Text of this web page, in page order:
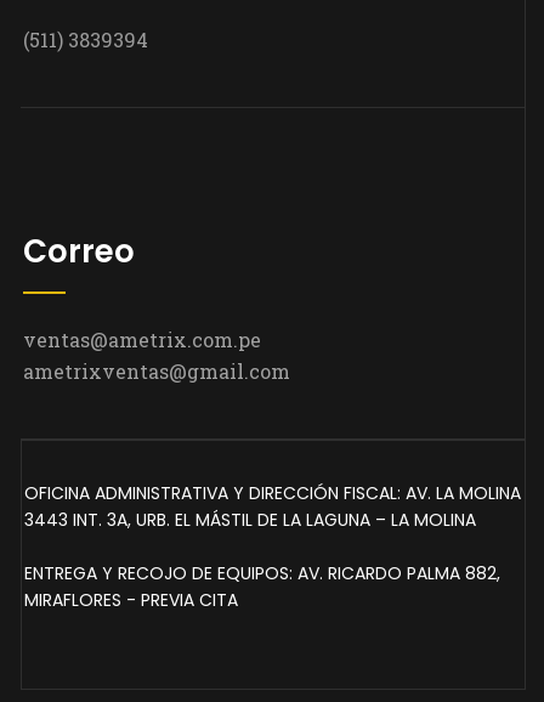
(511) 3839394
Correo
ventas@ametrix.com.pe
ametrixventas@gmail.com
OFICINA ADMINISTRATIVA Y DIRECCIÓN FISCAL: AV. LA MOLINA
3443 INT. 3A, URB. EL MÁSTIL DE LA LAGUNA – LA MOLINA
ENTREGA Y RECOJO DE EQUIPOS: AV. RICARDO PALMA 882,
MIRAFLORES - PREVIA CITA